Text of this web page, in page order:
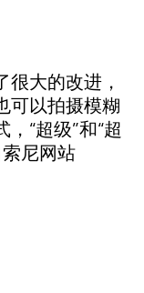
大的改进，
可以拍摄模糊
“超级”和“超
尼网站